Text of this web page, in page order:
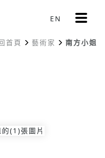
EN 更
多
單
首頁 藝術家 南方小姐